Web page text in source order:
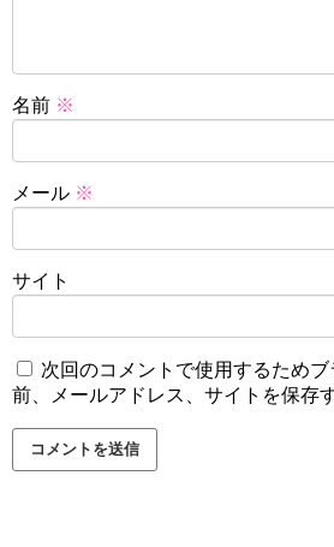
名前 ※
メール ※
サイト
次回のコメントで使用するため
前、メールアドレス、サイトを保存す